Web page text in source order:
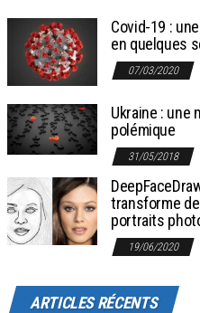
Covid-19 :
en quelques
07/03/2020
Ukraine : une
polémique
31/05/2018
transforme
portraits
19/06/2020
ARTICLES RÉCENTS